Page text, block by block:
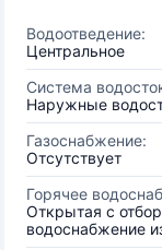
Водоотведение:
Центральное
Система
Наружные
Газоснабжение:
Отсутствует
Горячее
Открытая с
водоснабжение